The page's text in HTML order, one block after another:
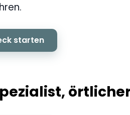
starten